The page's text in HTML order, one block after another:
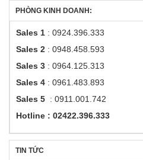
PHÒNG KINH DOANH:
Sales 1 : 0924.396.333
Sales 2 : 0948.458.593
Sales 3 : 0964.125.313
Sales 4 : 0961.483.893
Sales 5 : 0911.001.742
Hotline : 02422.396.333
TIN TỨC